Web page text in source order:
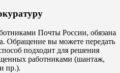
Почты России, обязана
Обращение вы можете передать
подходит для решения
работниками (шантаж,
пр.).